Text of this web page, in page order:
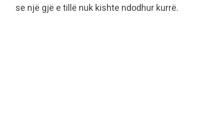
se një gjë e tillë nuk kishte ndodhur kurrë.